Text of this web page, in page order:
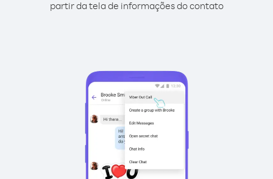
partir da tela de informações do contato